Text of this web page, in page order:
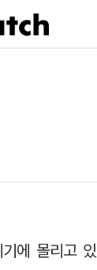
에 몰리고 있